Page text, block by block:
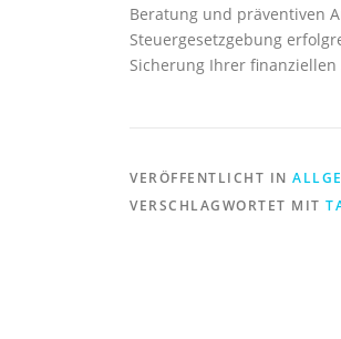
Beratung und präventiven
Steuergesetzgebung
Sicherung Ihrer
VERÖFFENTLICHT IN
VERSCHLAGWORTET MIT